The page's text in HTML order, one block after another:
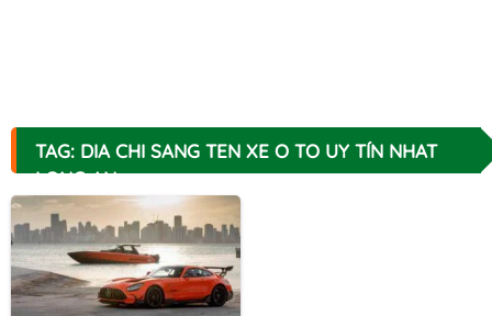
TAG: DIA CHI SANG TEN XE O TO UY TÍN NHAT
LONG AN